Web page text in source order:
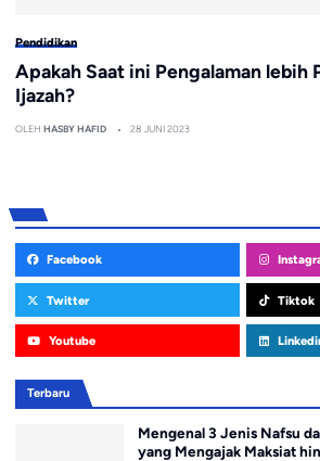
Pendidikan
Apakah Saat ini Pengalaman lebih
Ijazah?
OLEH HASBY HAFID 28 JUNI 2023
Facebook
Twitter Tiktok
Youtube
Terbaru
Mengenal 3 Jenis Nafsu
yang Mengajak Maksiat